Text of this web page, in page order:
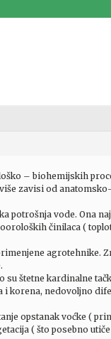
– biohemijskih
zavisi od
potrošnja vode. Ona
činilaca (
agrotehnike.
su štetne kardinalne
korena, nedovoljno
opstanak voćke (
( što posebno